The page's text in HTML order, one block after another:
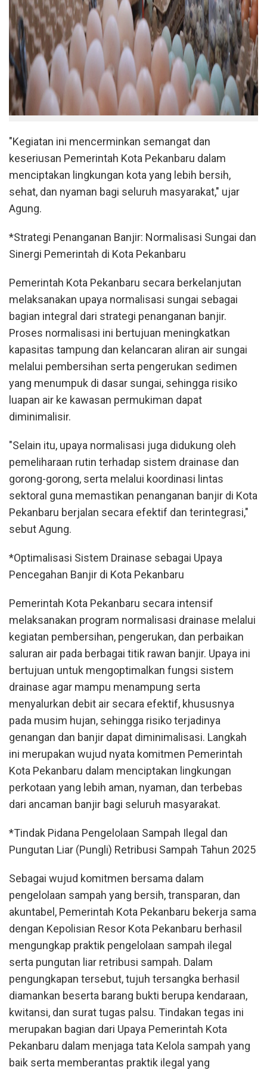
"Kegiatan ini mencerminkan semangat dan
keseriusan Pemerintah Kota Pekanbaru dalam
menciptakan lingkungan kota yang lebih bersih,
sehat, dan nyaman bagi seluruh masyarakat," ujar
Agung.
*Strategi Penanganan Banjir: Normalisasi Sungai dan
Sinergi Pemerintah di Kota Pekanbaru
Pemerintah Kota Pekanbaru secara berkelanjutan
melaksanakan upaya normalisasi sungai sebagai
bagian integral dari strategi penanganan banjir.
Proses normalisasi ini bertujuan meningkatkan
kapasitas tampung dan kelancaran aliran air sungai
melalui pembersihan serta pengerukan sedimen
yang menumpuk di dasar sungai, sehingga risiko
luapan air ke kawasan permukiman dapat
diminimalisir.
"Selain itu, upaya normalisasi juga didukung oleh
pemeliharaan rutin terhadap sistem drainase dan
gorong-gorong, serta melalui koordinasi lintas
sektoral guna memastikan penanganan banjir di Kota
Pekanbaru berjalan secara efektif dan terintegrasi,"
sebut Agung.
*Optimalisasi Sistem Drainase sebagai Upaya
Pencegahan Banjir di Kota Pekanbaru
Pemerintah Kota Pekanbaru secara intensif
melaksanakan program normalisasi drainase melalui
kegiatan pembersihan, pengerukan, dan perbaikan
saluran air pada berbagai titik rawan banjir. Upaya ini
bertujuan untuk mengoptimalkan fungsi sistem
drainase agar mampu menampung serta
menyalurkan debit air secara efektif, khususnya
pada musim hujan, sehingga risiko terjadinya
genangan dan banjir dapat diminimalisasi. Langkah
ini merupakan wujud nyata komitmen Pemerintah
Kota Pekanbaru dalam menciptakan lingkungan
perkotaan yang lebih aman, nyaman, dan terbebas
dari ancaman banjir bagi seluruh masyarakat.
*Tindak Pidana Pengelolaan Sampah Ilegal dan
Pungutan Liar (Pungli) Retribusi Sampah Tahun 2025
Sebagai wujud komitmen bersama dalam
pengelolaan sampah yang bersih, transparan, dan
akuntabel, Pemerintah Kota Pekanbaru bekerja sama
dengan Kepolisian Resor Kota Pekanbaru berhasil
mengungkap praktik pengelolaan sampah ilegal
serta pungutan liar retribusi sampah. Dalam
pengungkapan tersebut, tujuh tersangka berhasil
diamankan beserta barang bukti berupa kendaraan,
kwitansi, dan surat tugas palsu. Tindakan tegas ini
merupakan bagian dari Upaya Pemerintah Kota
Pekanbaru dalam menjaga tata Kelola sampah yang
baik serta memberantas praktik ilegal yang